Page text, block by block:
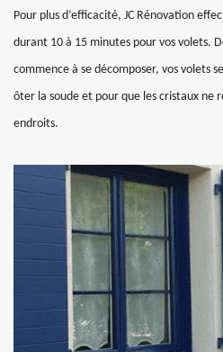
Pour plus d’efficacité, JC Rénovation
durant 10 à 15 minutes pour vos volets.
commence à se décomposer, vos volets
ôter la soude et pour que les cristaux ne
endroits.